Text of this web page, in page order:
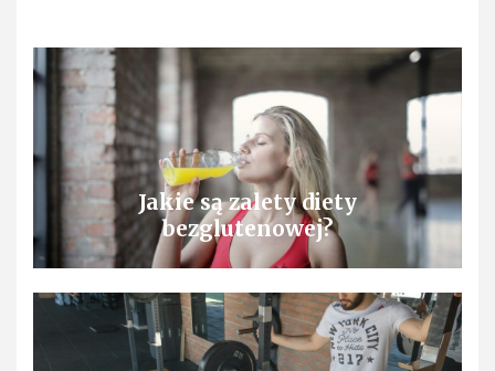
Jakie są zalety diety
bezglutenowej?